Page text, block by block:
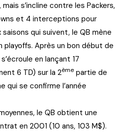
s’incline contre les Packers,
et 4 interceptions pour
qui suivent, le QB mène
playoffs. Après un bon début de
en lançant 17
6 TD) sur la 2ème partie de
qui se confirme l’année
le QB obtient une
en 2001 (10 ans, 103 M$).